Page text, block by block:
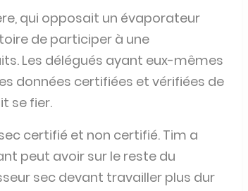
Les délégués ayant eux-mêmes
données certifiées et vérifiées de
se fier.
certifié et non certifié. Tim a
sec devant travailler plus dur
annuelle d'énergie a
et l'augmentation de